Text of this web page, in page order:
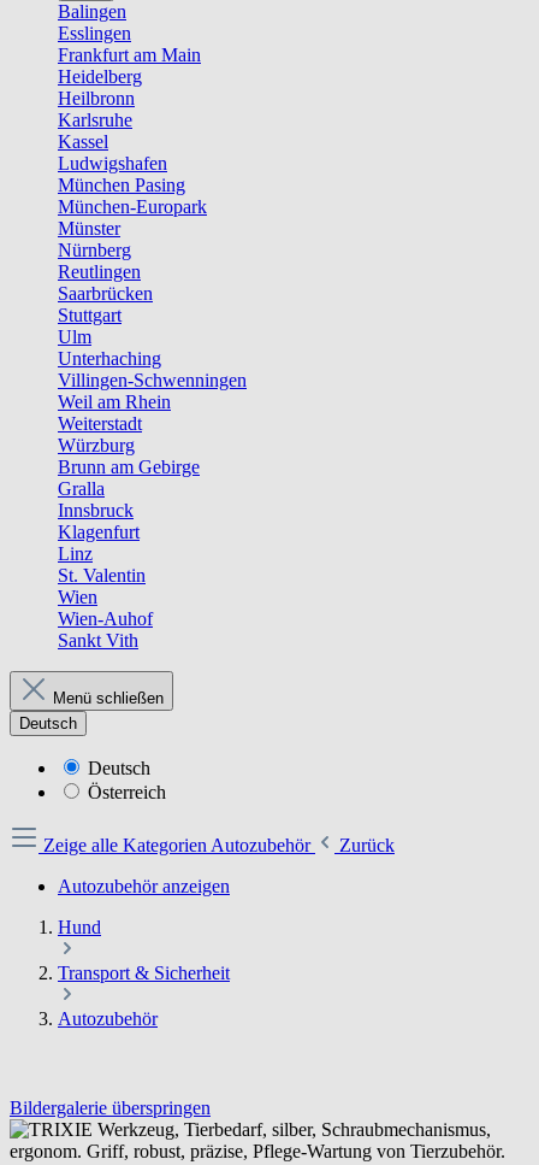
Balingen
Esslingen
Frankfurt am Main
Heidelberg
Heilbronn
Karlsruhe
Kassel
Ludwigshafen
München Pasing
München-Europark
Münster
Nürnberg
Reutlingen
Saarbrücken
Stuttgart
Ulm
Unterhaching
Villingen-Schwenningen
Weil am Rhein
Weiterstadt
Würzburg
Brunn am Gebirge
Gralla
Innsbruck
Klagenfurt
Linz
St. Valentin
Wien
Wien-Auhof
Sankt Vith
Menü schließen
Deutsch
Deutsch
Österreich
Zeige alle Kategorien Autozubehör
Zurück
Autozubehör anzeigen
Hund
Transport & Sicherheit
Autozubehör
Bildergalerie überspringen